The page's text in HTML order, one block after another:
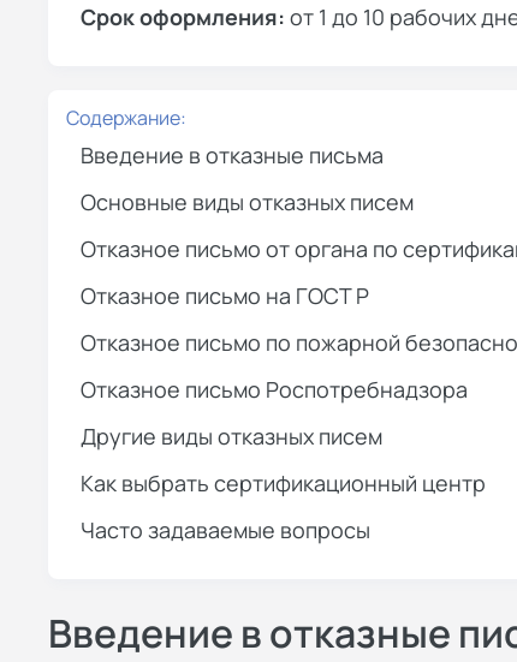
Срок оформления: от 1 до 10 рабочих
Содержание:
Введение в отказные письма
Основные виды отказных писем
Отказное письмо от органа по
Отказное письмо на ГОСТ Р
Отказное письмо по пожарной
Отказное письмо Роспотребнадзора
Другие виды отказных писем
Как выбрать сертификационный центр
Часто задаваемые вопросы
Введение в отказные